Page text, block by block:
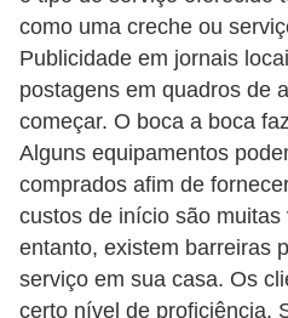
como uma creche ou
Publicidade em jornais
postagens em quadros de
começar. O boca a boca
Alguns equipamentos
comprados afim de
custos de início são
entanto, existem barreiras
serviço em sua casa. Os
certo nível de proficiência.
r
a
b
a
l
h
o
P